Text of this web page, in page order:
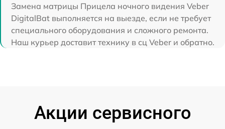
Замена матрицы Прицела ночного видения Veber
DigitalBat выполняется на выезде, если не требует
специального оборудования и сложного ремонта.
Наш курьер доставит технику в сц Veber и обратно.
Акции сервисного